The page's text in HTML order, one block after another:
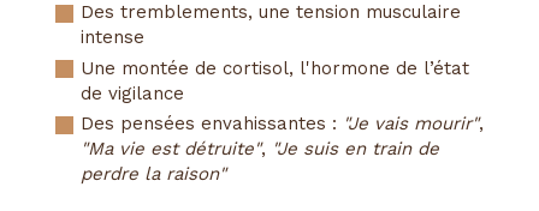
Des tremblements, une tension musculaire
intense
Une montée de cortisol, l'hormone de l’état
de vigilance
Des pensées envahissantes : "Je vais mourir",
"Ma vie est détruite", "Je suis en train de
perdre la raison"